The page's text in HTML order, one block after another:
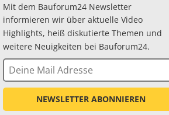
Mit dem Bauforum24 Newsletter
informieren wir über aktuelle Video
Highlights, heiß diskutierte Themen und
weitere Neuigkeiten bei Bauforum24.
NEWSLETTER ABONNIEREN